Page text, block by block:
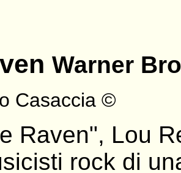
Warner
Casaccia ©
Raven", Lou
rock di